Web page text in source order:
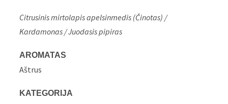
Citrusinis mirtolapis apelsinmedis (Činotas) /
Kardamonas / Juodasis pipiras
AROMATAS
Aštrus
KATEGORIJA